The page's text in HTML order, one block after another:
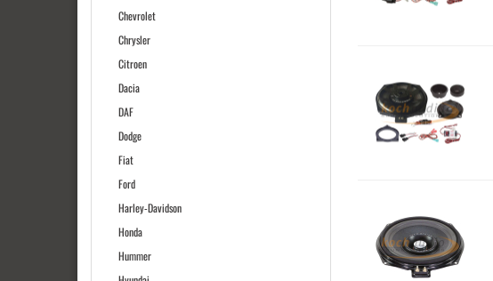
Chevrolet
Chrysler
Citroen
Dacia
DAF
Dodge
Fiat
Ford
Harley-Davidson
Honda
Hummer